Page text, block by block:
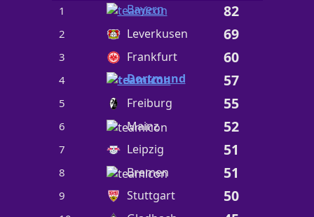
1 Bayern 82
2 Leverkusen 69
3 Frankfurt 60
4 Dortmund 57
5 Freiburg 55
6 Mainz 52
7 Leipzig 51
8 Bremen 51
9 Stuttgart 50